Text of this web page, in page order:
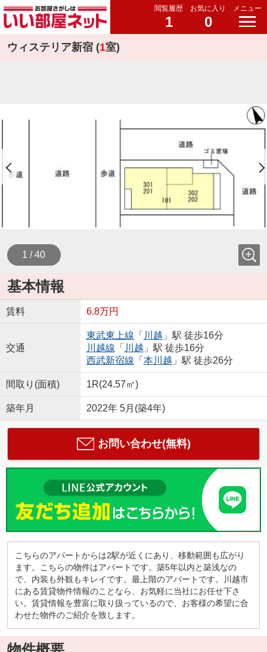
閲覧履歴
1
お気に入り
0
メニュー
ウィステリア新宿 (1室)
1 / 40
基本情報
賃料 6.8万円
交通
東武東上線 「 川越 」駅 徒歩16分
川越線 「 川越 」駅 徒歩16分
西武新宿線 「 本川越 」駅 徒歩26分
間取り(面積) 1R(24.57㎡)
築年月 2022年 5月(築4年)
お問い合わせ(無料)
こちらのアパートからは2駅が近くにあり、移動範囲も広がり
ます。こちらの物件はアパートです。築5年以内と築浅なの
で、内装も外観もキレイです。最上階のアパートです。川越市
にある賃貸物件情報のことなら、お気軽に当社にお任せ下さ
い。賃貸情報を豊富に取り扱っているので、お客様の希望に合
わせた物件のご紹介を致します。